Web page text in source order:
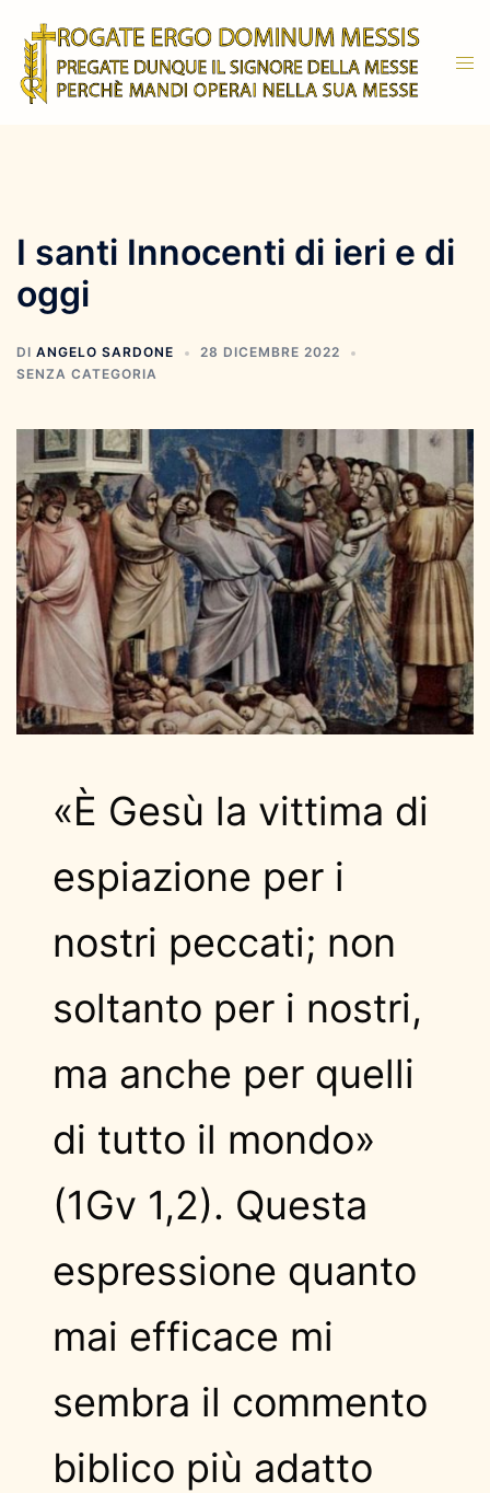
contenuto
I santi Innocenti di ieri e di
oggi
DI ANGELO SARDONE
28 DICEMBRE 2022
SENZA CATEGORIA
«È Gesù la vittima di
espiazione per i
nostri peccati; non
soltanto per i nostri,
ma anche per quelli
di tutto il mondo»
(1Gv 1,2). Questa
espressione quanto
mai efficace mi
sembra il commento
biblico più adatto